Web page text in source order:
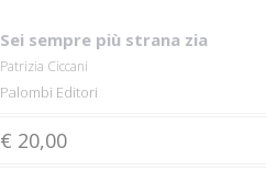
Sei sempre più strana zia
Patrizia Ciccani
Palombi Editori
€ 20,00